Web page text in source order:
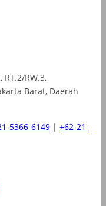
RT.2/RW.3,
Barat, Daerah
5366-6149 | +62-21-